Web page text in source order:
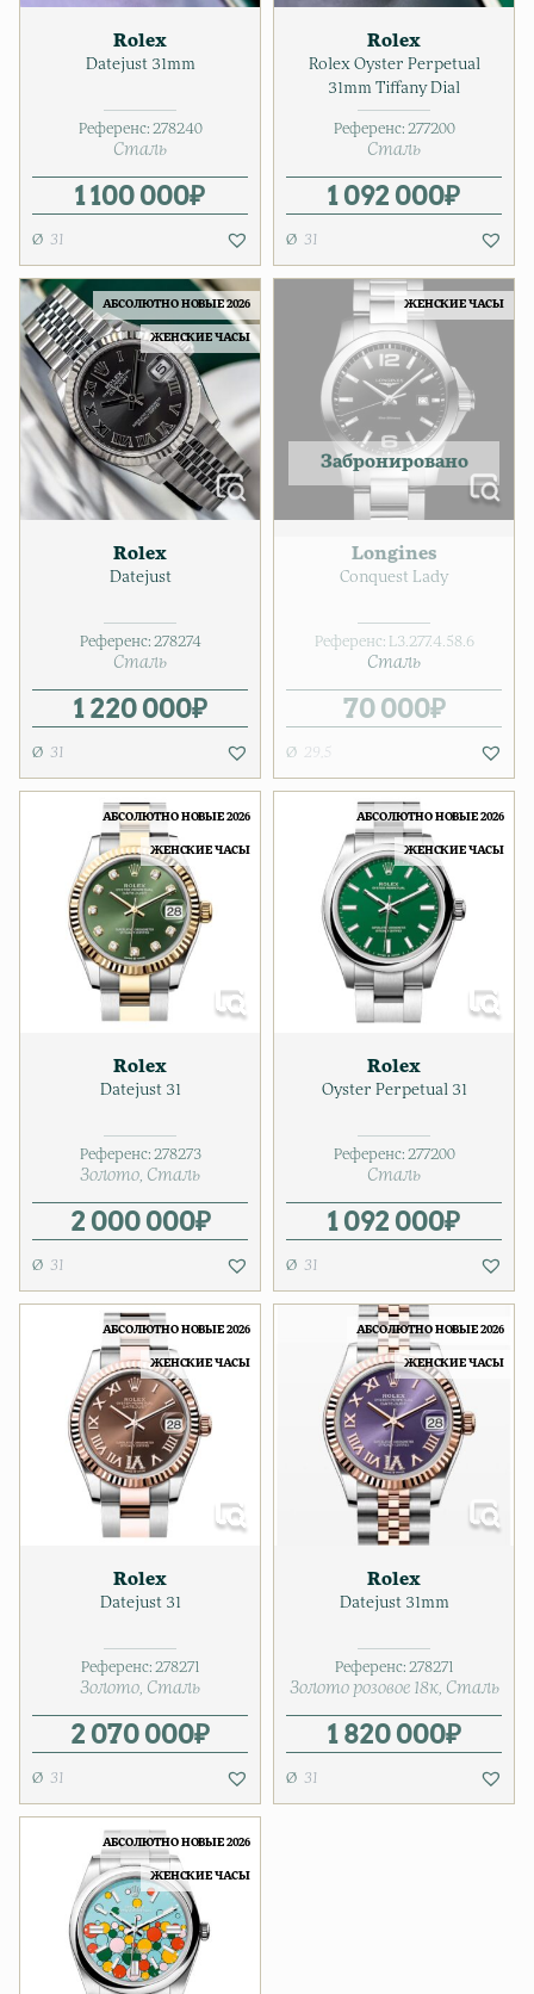
Rolex
Datejust 31mm
Референс: 278240
Сталь
1 100 000₽
31
Rolex
Rolex Oyster Perpetual
31mm Tiffany Dial
Референс: 277200
Сталь
1 092 000₽
31
АБСОЛЮТНО НОВЫЕ 2026
ЖЕНСКИЕ ЧАСЫ
Rolex
Datejust
Референс: 278274
Сталь
1 220 000₽
31
ЖЕНСКИЕ ЧАСЫ
Longines
Conquest Lady
Референс: L3.277.4.58.6
Сталь
70 000₽
29,5
АБСОЛЮТНО НОВЫЕ 2026
ЖЕНСКИЕ ЧАСЫ
Rolex
Datejust 31
Референс: 278273
Золото Сталь
2 000 000₽
31
АБСОЛЮТНО НОВЫЕ 2026
ЖЕНСКИЕ ЧАСЫ
Rolex
Oyster Perpetual 31
Референс: 277200
Сталь
1 092 000₽
31
АБСОЛЮТНО НОВЫЕ 2026
ЖЕНСКИЕ ЧАСЫ
Rolex
Datejust 31
Референс: 278271
Золото Сталь
2 070 000₽
31
АБСОЛЮТНО НОВЫЕ 2026
ЖЕНСКИЕ ЧАСЫ
Rolex
Datejust 31mm
Референс: 278271
Золото розовое 18к Сталь
1 820 000₽
31
АБСОЛЮТНО НОВЫЕ 2026
ЖЕНСКИЕ ЧАСЫ